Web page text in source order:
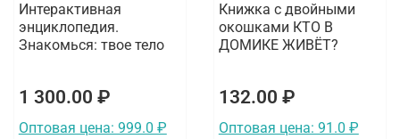
Интерактивная
энциклопедия.
Знакомься: твое тело
1 300.00 ₽
Оптовая цена: 999.0 ₽
Книжка с двойными
окошками КТО В
ДОМИКЕ ЖИВЁТ?
132.00 ₽
Оптовая цена: 91.0 ₽